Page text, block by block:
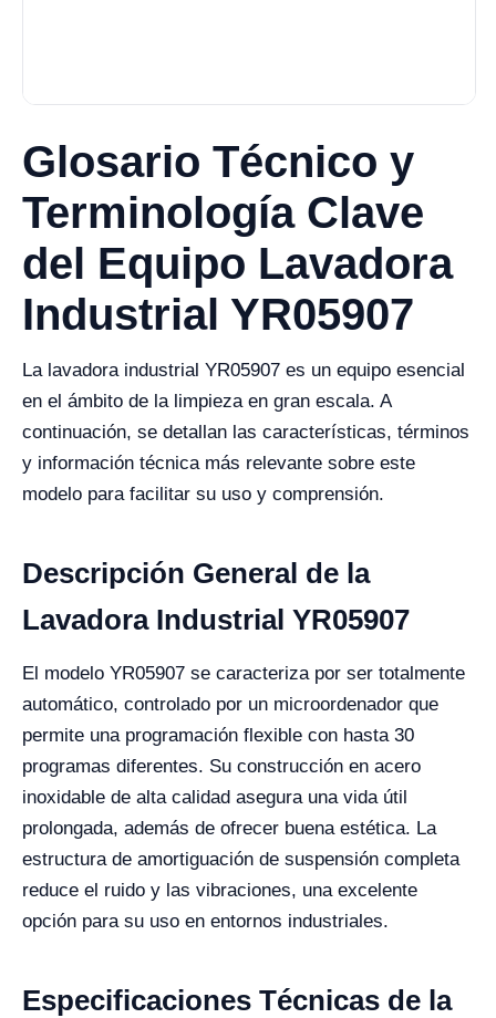
Glosario Técnico y
Terminología Clave
del Equipo Lavadora
Industrial YR05907
La lavadora industrial YR05907 es un equipo esencial
en el ámbito de la limpieza en gran escala. A
continuación, se detallan las características, términos
y información técnica más relevante sobre este
modelo para facilitar su uso y comprensión.
Descripción General de la
Lavadora Industrial YR05907
El modelo YR05907 se caracteriza por ser totalmente
automático, controlado por un microordenador que
permite una programación flexible con hasta 30
programas diferentes. Su construcción en acero
inoxidable de alta calidad asegura una vida útil
prolongada, además de ofrecer buena estética. La
estructura de amortiguación de suspensión completa
reduce el ruido y las vibraciones, una excelente
opción para su uso en entornos industriales.
Especificaciones Técnicas de la